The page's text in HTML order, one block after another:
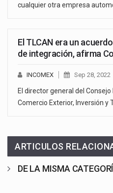
cualquier otra empresa
El TLCAN era un
de integración, afirma
INCOMEX Sep 28, 2022
El director general del
Comercio Exterior, Inversión y
ARTICULOS
DE LA MISMA